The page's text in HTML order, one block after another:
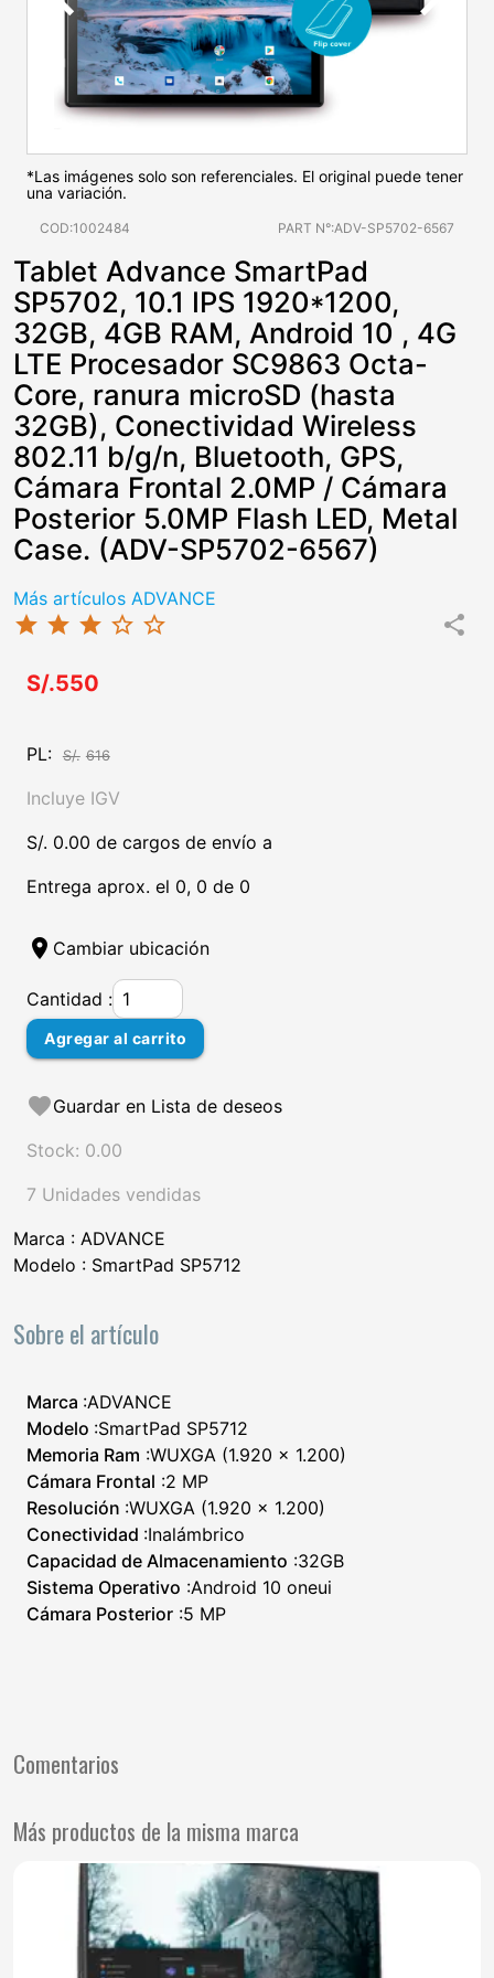
*Las imágenes solo son referenciales. El original puede tener
una variación.
COD:1002484 PART N°:ADV-SP5702-6567
Tablet Advance SmartPad
SP5702, 10.1 IPS 1920*1200,
32GB, 4GB RAM, Android 10 , 4G
LTE Procesador SC9863 Octa-
Core, ranura microSD (hasta
32GB), Conectividad Wireless
802.11 b/g/n, Bluetooth, GPS,
Cámara Frontal 2.0MP / Cámara
Posterior 5.0MP Flash LED, Metal
Case. (ADV-SP5702-6567)
Más artículos ADVANCE
star star star star_border star_border share
S/.550
PL: S/. 616
Incluye IGV
S/. 0.00 de cargos de envío a
Entrega aprox. el 0, 0 de 0
location_on Cambiar ubicación
Cantidad :
Agregar al carrito
favoriteGuardar en Lista de deseos
Stock: 0.00
7 Unidades vendidas
Marca : ADVANCE
Modelo : SmartPad SP5712
Sobre el artículo
Marca :ADVANCE
Modelo :SmartPad SP5712
Memoria Ram :WUXGA (1.920 × 1.200)
Cámara Frontal :2 MP
Resolución :WUXGA (1.920 × 1.200)
Conectividad :Inalámbrico
Capacidad de Almacenamiento :32GB
Sistema Operativo :Android 10 oneui
Cámara Posterior :5 MP
Comentarios
Más productos de la misma marca